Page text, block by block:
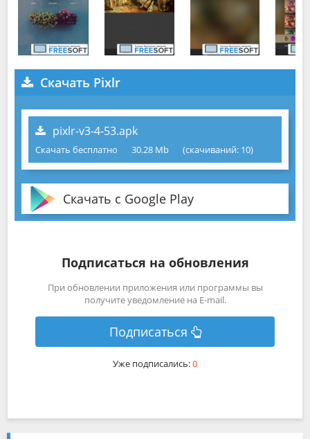
Скачать Pixlr
pixlr-v3-4-53.apk
Скачать бесплатно 30.28 Mb (cкачиваний: 10)
Скачать с Google Play
Подписаться на обновления
При обновлении приложения или программы вы
получите уведомление на E-mail.
Подписаться
Уже подписались:0